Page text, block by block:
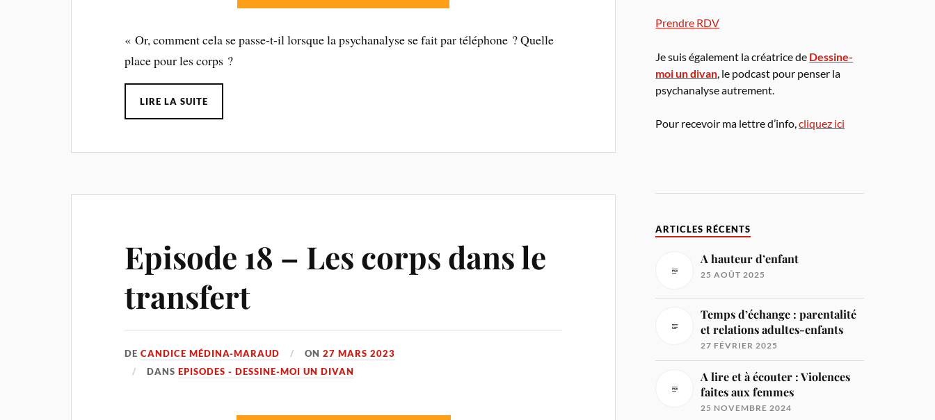
« Or, comment cela se passe-t-il lorsque la psychanalyse se fait par téléphone ? Quelle
place pour les corps ?
LIRE LA SUITE
Episode 18 – Les corps dans le
transfert
DECANDICE MÉDINA-MARAUD ON27 MARS 2023
DANSEPISODES - DESSINE-MOI UN DIVAN
Prendre RDV
Je suis également la créatrice de Dessine-
moi un divan , le podcast pour penser la
psychanalyse autrement.
Pour recevoir ma lettre d’info,cliquez ici
ARTICLES RÉCENTS
A hauteur d’enfant
25 AOÛT 2025
Temps d’échange : parentalité
et relations adultes-enfants
27 FÉVRIER 2025
A lire et à écouter : Violences
faites aux femmes
25 NOVEMBRE 2024